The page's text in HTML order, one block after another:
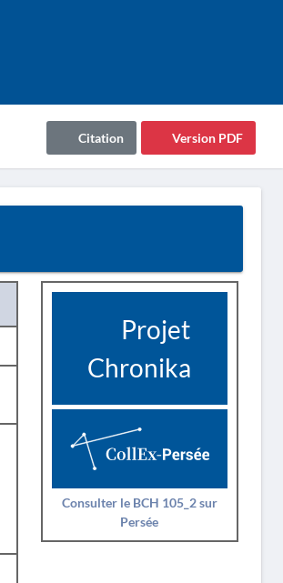
Version PDF
Citation
Projet
Chronika
Consulter le BCH 105_2 sur
Persée